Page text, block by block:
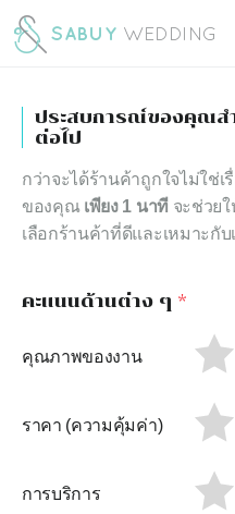
ประสบการณ์ของคุณส
ต่อไป
กว่าจะได้ร้านค้าถูกใจไม่ใช่เ
ของคุณ เพียง 1 นาที จะช่วย
เลือกร้านค้าที่ดีและเหมาะกับ
คะแนนด้านต่าง ๆ *
คุณภาพของงาน
ราคา (ความคุ้มค่า)
การบริการ